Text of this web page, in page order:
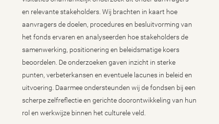
en relevante stakeholders. Wij brachten in kaart hoe
aanvragers de doelen, procedures en besluitvorming van
het fonds ervaren en analyseerden hoe stakeholders de
samenwerking, positionering en beleidsmatige koers
beoordelen. De onderzoeken gaven inzicht in sterke
punten, verbeterkansen en eventuele lacunes in beleid en
uitvoering. Daarmee ondersteunden wij de fondsen bij een
scherpe zelfreflectie en gerichte doorontwikkeling van hun
rol en werkwijze binnen het culturele veld.